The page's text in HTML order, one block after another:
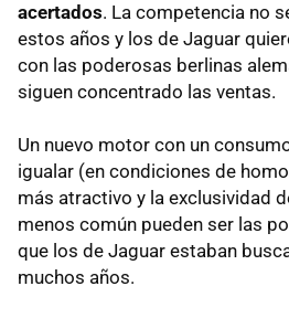
acertados. La competencia no
estos años y los de Jaguar
con las poderosas berlinas
siguen concentrado las ventas.
Un nuevo motor con un
igualar (en condiciones de
más atractivo y la exclusividad
menos común pueden ser las
que los de Jaguar estaban
muchos años.